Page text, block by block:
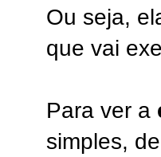
Ou seja,
que vai
Para ver a
simples,